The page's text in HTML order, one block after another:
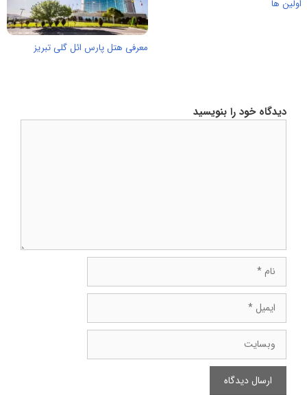
اولین ها
معرفی هتل پارس ائل گلی تبریز
دیدگاه خود را بنویسید
ایمیل
وبسایت